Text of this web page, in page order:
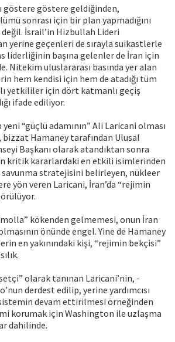
göstere göstere geldiğinden,
sonrası için bir plan yapmadığını
İsrail’in Hizbullah Lideri
yerine geçenleri de sırayla suikastlerle
liderliğinin başına gelenler de İran için
Nitekim uluslararası basında yer alan
hem kendisi için hem de atadığı tüm
yetkililer için dört katmanlı geçiş
ifade ediliyor.
yeni “güçlü adamının” Ali Laricani olması
Hamaney tarafından Ulusal
Başkanı olarak atandıktan sonra
kritik kararlardaki en etkili isimlerinden
savunma stratejisini belirleyen, nükleer
yön veren Laricani, İran’da “rejimin
kökenden gelmemesi, onun İran
önünde engel. Yine de Hamaney
en yakınındaki kişi, “rejimin bekçisi”
olarak tanınan Laricani’nin, -
derdest edilip, yerine yardımcısı
devam ettirilmesi örneğinden
korumak için Washington ile uzlaşma
dahilinde.